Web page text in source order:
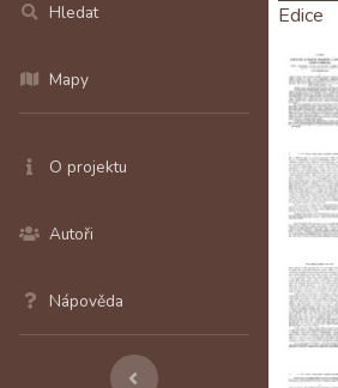
Hledat
Mapy
O projektu
Autoři
Nápověda
Edice